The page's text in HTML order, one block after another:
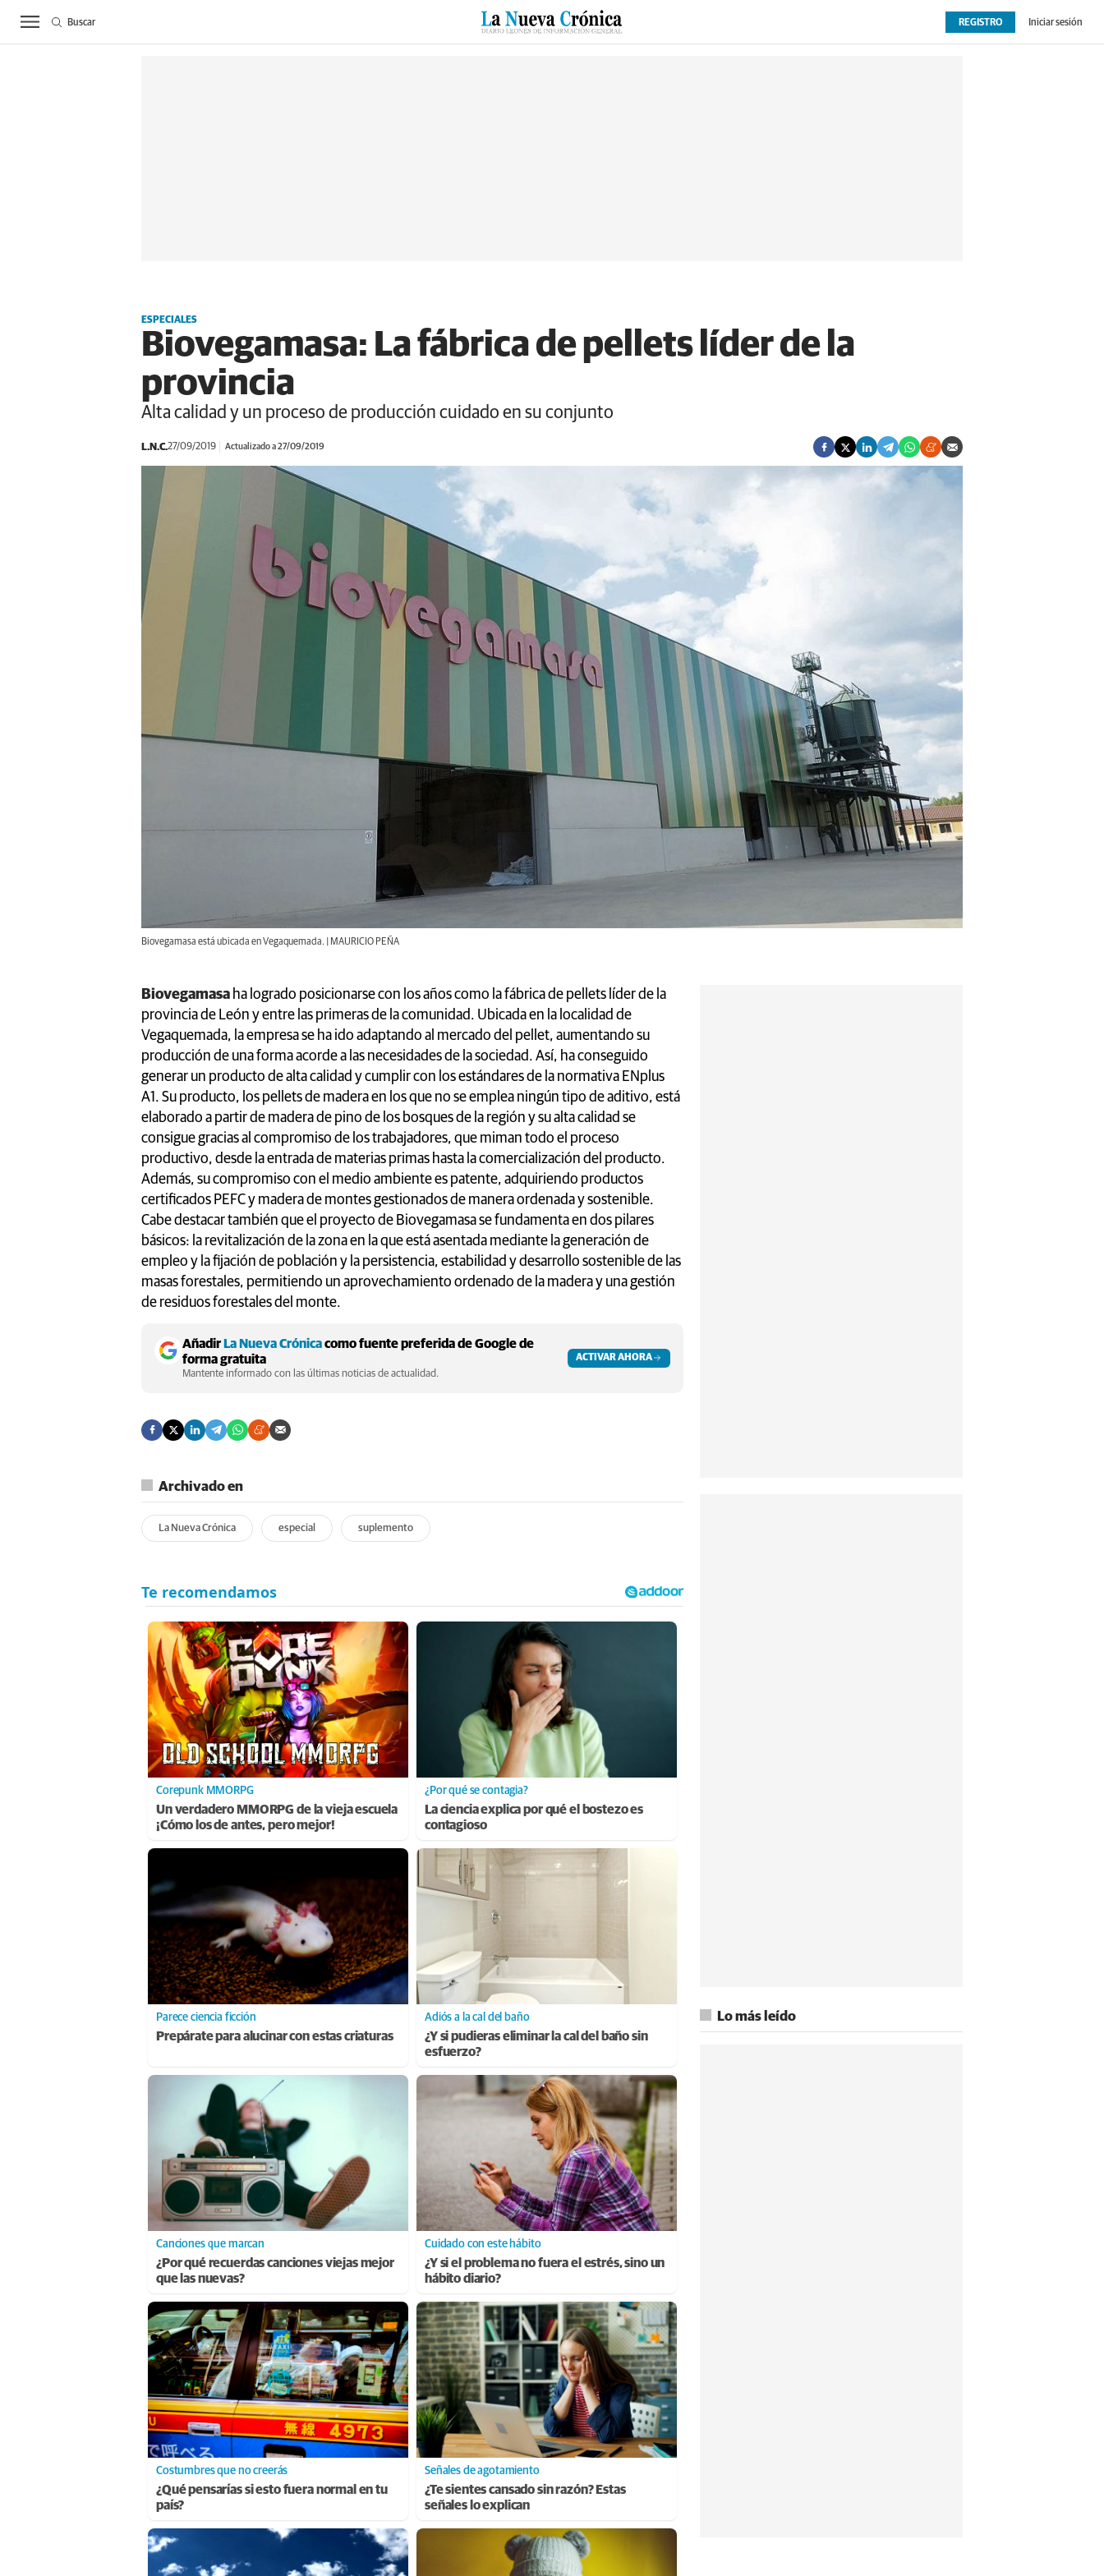
ACTUALIDAD BIERZO SUCESOS CULTURAS ESPECIALES DEPORTES OPINIÓN EXTRAS
REGISTRO Iniciar sesión
Buscar
ESPECIALES
Biovegamasa: La fábrica de pellets líder de la
provincia
Alta calidad y un proceso de producción cuidado en su conjunto
L.N.C.27/09/2019 Actualizado a 27/09/2019
Biovegamasa está ubicada en Vegaquemada. | MAURICIO PEÑA
Biovegamasa ha logrado posicionarse con los años como la fábrica de pellets líder de la
provincia de León y entre las primeras de la comunidad. Ubicada en la localidad de
Vegaquemada, la empresa se ha ido adaptando al mercado del pellet, aumentando su
producción de una forma acorde a las necesidades de la sociedad. Así, ha conseguido
generar un producto de alta calidad y cumplir con los estándares de la normativa ENplus
A1. Su producto, los pellets de madera en los que no se emplea ningún tipo de aditivo, está
elaborado a partir de madera de pino de los bosques de la región y su alta calidad se
consigue gracias al compromiso de los trabajadores, que miman todo el proceso
productivo, desde la entrada de materias primas hasta la comercialización del producto.
Además, su compromiso con el medio ambiente es patente, adquiriendo productos
certificados PEFC y madera de montes gestionados de manera ordenada y sostenible.
Cabe destacar también que el proyecto de Biovegamasa se fundamenta en dos pilares
básicos: la revitalización de la zona en la que está asentada mediante la generación de
empleo y la fijación de población y la persistencia, estabilidad y desarrollo sostenible de las
masas forestales, permitiendo un aprovechamiento ordenado de la madera y una gestión
de residuos forestales del monte.
AñadirLa Nueva Crónicacomo fuente preferida de Google de
forma gratuita
Mantente informado con las últimas noticias de actualidad.
ACTIVAR AHORA
Archivado en
La Nueva Crónica especial suplemento
Corepunk MMORPG
Un verdadero MMORPG de la vieja escuela
¡Cómo los de antes, pero mejor!
¿Por qué se contagia?
La ciencia explica por qué el bostezo es
contagioso
Parece ciencia ficción
Prepárate para alucinar con estas criaturas
Adiós a la cal del baño
¿Y si pudieras eliminar la cal del baño sin
esfuerzo?
Canciones que marcan
¿Por qué recuerdas canciones viejas mejor
que las nuevas?
Cuidado con este hábito
¿Y si el problema no fuera el estrés, sino un
hábito diario?
Costumbres que no creerás
¿Qué pensarías si esto fuera normal en tu
país?
Señales de agotamiento
¿Te sientes cansado sin razón? Estas
señales lo explican
Lo más leído